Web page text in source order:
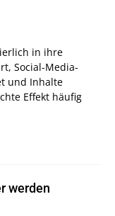
in ihre
Social-Media-
und Inhalte
Effekt häufig
werden